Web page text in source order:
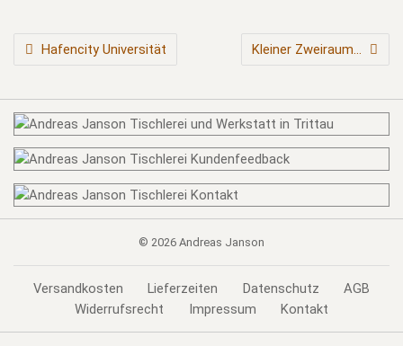
BEITRAGSNAVIGATIONHafencity Universität Kleiner Zweiraum…
© 2026 Andreas Janson
Versandkosten Lieferzeiten Datenschutz
AGB
Widerrufsrecht
Impressum Kontakt